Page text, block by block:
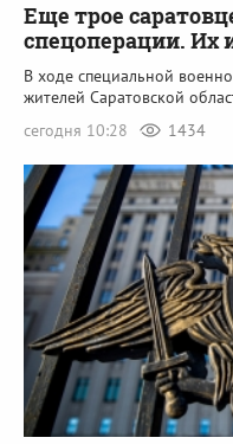
Еще трое
спецоперации. Их
В ходе специальной
жителей Саратовской
сегодня 10:28
1434